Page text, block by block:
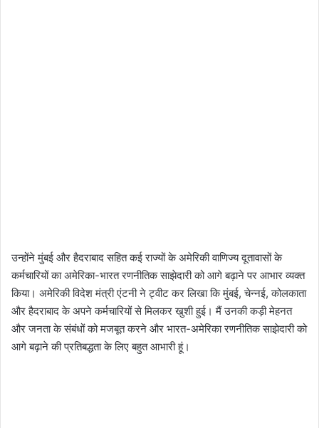
उन्होंने मुंबई और हैदराबाद सहित कई राज्यों के अमेरिकी वाणिज्य दूतावासों के
कर्मचारियों का अमेरिका-भारत रणनीतिक साझेदारी को आगे बढ़ाने पर आभार व्यक्त
किया। अमेरिकी विदेश मंत्री एंटनी ने ट्वीट कर लिखा कि मुंबई, चेन्नई, कोलकाता
और हैदराबाद के अपने कर्मचारियों से मिलकर खुशी हुई। मैं उनकी कड़ी मेहनत
और जनता के संबंधों को मजबूत करने और भारत-अमेरिका रणनीतिक साझेदारी को
आगे बढ़ाने की प्रतिबद्धता के लिए बहुत आभारी हूं।